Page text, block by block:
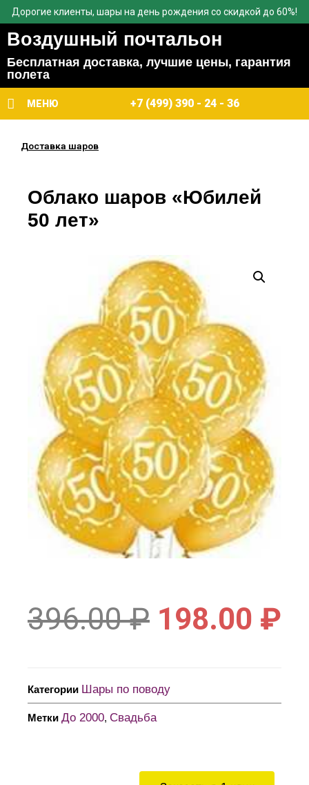
Дорогие клиенты, шары на день рождения со скидкой до 60%!
Воздушный почтальон
Бесплатная доставка, лучшие цены, гарантия
полета
МЕНЮ +7 (499) 390 - 24 - 36
Доставка шаров
Облако шаров «Юбилей
50 лет»
396.00₽ 198.00 ₽
Категории Шары по поводу
Метки До 2000, Свадьба